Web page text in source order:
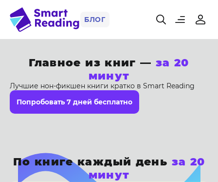
БЛОГ
Главное из книг — за 20
минут
Лучшие нон-фикшен книги кратко в Smart Reading
Попробовать 7 дней бесплатно
По книге каждый день за 20
минут